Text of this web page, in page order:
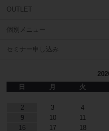
OUTLET
個別メニュー
セミナー申し込み
日
月 火
2
3 4
9
10 11
16
17 18